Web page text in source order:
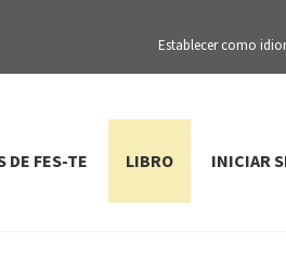
Establecer como
DE FES-TE LIBRO INICIAR